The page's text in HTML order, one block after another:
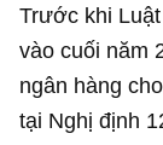
Trước khi
vào cuối năm
ngân hàng
tại Nghị định